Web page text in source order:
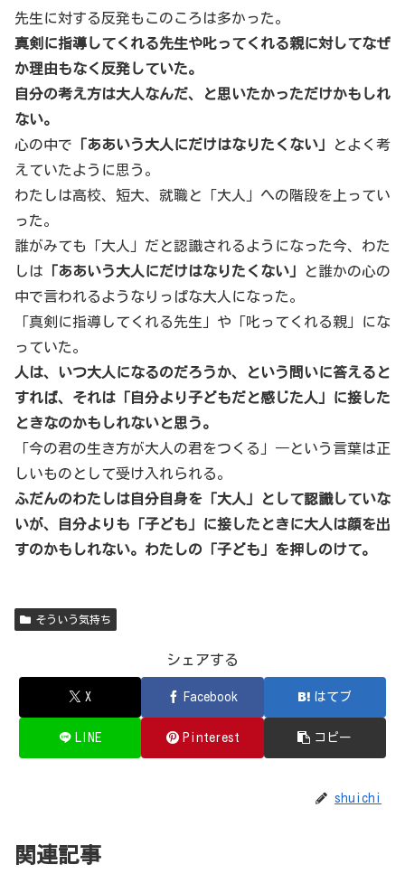
先生に対する反発もこのころは多かった。
真剣に指導してくれる先生や叱ってくれる親に対してなぜ
か理由もなく反発していた。
自分の考え方は大人なんだ、と思いたかっただけかもしれ
ない。
心の中で 「ああいう大人にだけはなりたくない」
とよく考
えていたように思う。
わたしは高校、短大、就職と「大人」への階段を上ってい
った。
誰がみても「大人」だと認識されるようになった今、わた
しは 「ああいう大人にだけはなりたくない」
と誰かの心の
中で言われるようなりっぱな大人になった。
「真剣に指導してくれる先生」や「叱ってくれる親」にな
っていた。
人は、いつ大人になるのだろうか、という問いに答えると
すれば、それは「自分より子どもだと感じた人」に接した
ときなのかもしれないと思う。
「今の君の生き方が大人の君をつくる」―という言葉は正
しいものとして受け入れられる。
ふだんのわたしは自分自身を「大人」として認識していな
いが、自分よりも「子ども」に接したときに大人は顔を出
すのかもしれない。わたしの「子ども」を押しのけて。
そういう気持ち
シェアする
X Facebook はてブ
LINE Pinterest コピー
shuichi
関連記事